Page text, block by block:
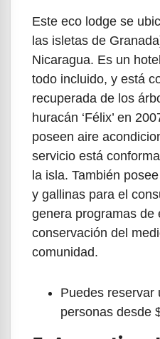
Este eco lodge se
las isletas de
Nicaragua. Es un
todo incluido, y está
recuperada de los
huracán ‘Félix’ en
poseen aire
servicio está
la isla. También
y gallinas para el
genera programas de
conservación del
comunidad.
Puedes reservar
personas desde